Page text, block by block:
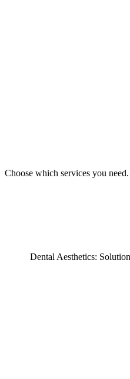
Choose which services you need.
Dental Aesthetics: